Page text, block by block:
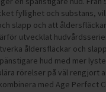
fyllighet och substans,
slapp och att
utvecklat
åldersfläckar och
hud med mer
rörelser på väl rengjort
med Age Perfect